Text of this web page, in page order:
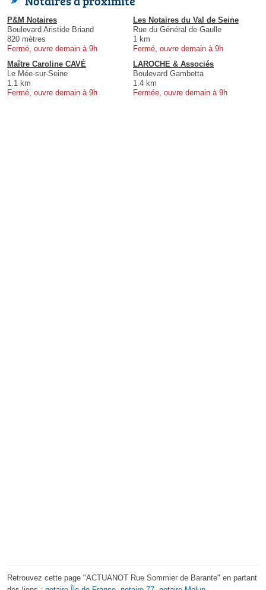
P&M Notaires
Boulevard Aristide Briand
820 mètres
Fermé, ouvre demain à 9h
Les Notaires du Val de Seine
Rue du Général de Gaulle
1 km
Fermé, ouvre demain à 9h
Maître Caroline CAVÉ
Le Mée-sur-Seine
1.1 km
Fermé, ouvre demain à 9h
LAROCHE & Associés
Boulevard Gambetta
1.4 km
Fermée, ouvre demain à 9h
Retrouvez cette page "ACTUANOT Rue Sommier de Barante" en partant